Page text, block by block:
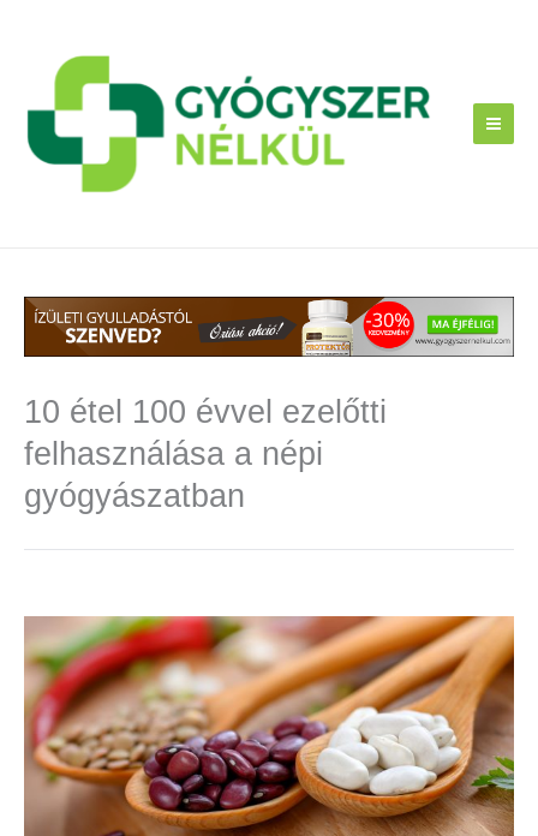
10 étel 100 évvel ezelőtti
felhasználása a népi
gyógyászatban